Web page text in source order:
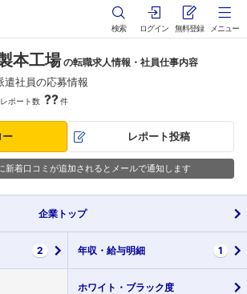
検索 ログイン 無料登録 メニュー
本工場 の転職求人情報・社員仕事内容
遣社員の応募情報
レポート数 ??件
ー レポート投稿
新着口コミが追加されるとメールで通知します
企業 トップ
2 年収・ 給与明細 1
ホワイト・ ブラック度